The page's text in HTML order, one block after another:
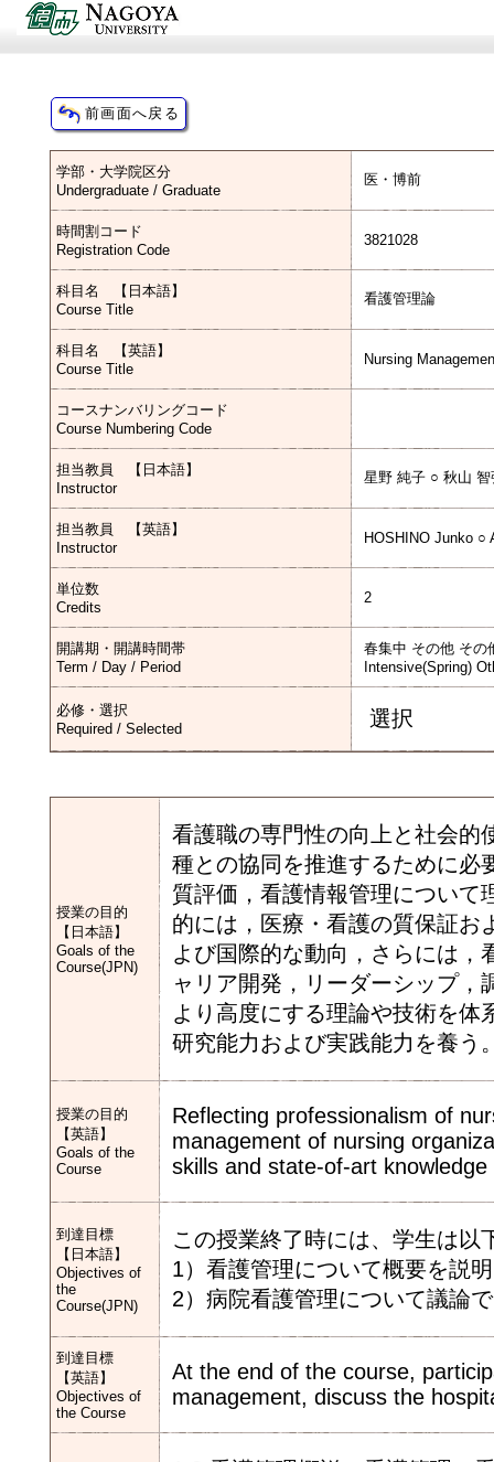
学部・大学院区分
Undergraduate / Graduate
医・博前
時間割コード
Registration Code
3821028
科目名 【日本語】
Course Title
看護管理論
科目名 【英語】
Course Title
Nursing
コースナンバリングコード
Course Numbering Code
担当教員 【日本語】
Instructor
星野 純子 ○ 秋山
担当教員 【英語】
Instructor
HOSHINO Junko ○
単位数
Credits
2
開講期・開講時間帯
Term / Day / Period
春集中 その他 その
Intensive(Spring)
必修・選択
Required / Selected
選択
授業の目的
【日本語】
Goals of the
Course(JPN)
看護職の専門性の向上と社会的
種との協同を推進するために必
質評価，看護情報管理について
的には，医療・看護の質保証お
よび国際的な動向，さらには，
ャリア開発，リーダーシップ
より高度にする理論や技術を体
研究能力および実践能力を養う
授業の目的
【英語】
Goals of the
Course
Reflecting professionalism of
management of nursing
skills and state-of-art
到達目標
【日本語】
Objectives of
the
Course(JPN)
この授業終了時には、学生は以
1）看護管理について概要を説
2）病院看護管理について議論
到達目標
【英語】
Objectives of
the Course
At the end of the course,
management, discuss the